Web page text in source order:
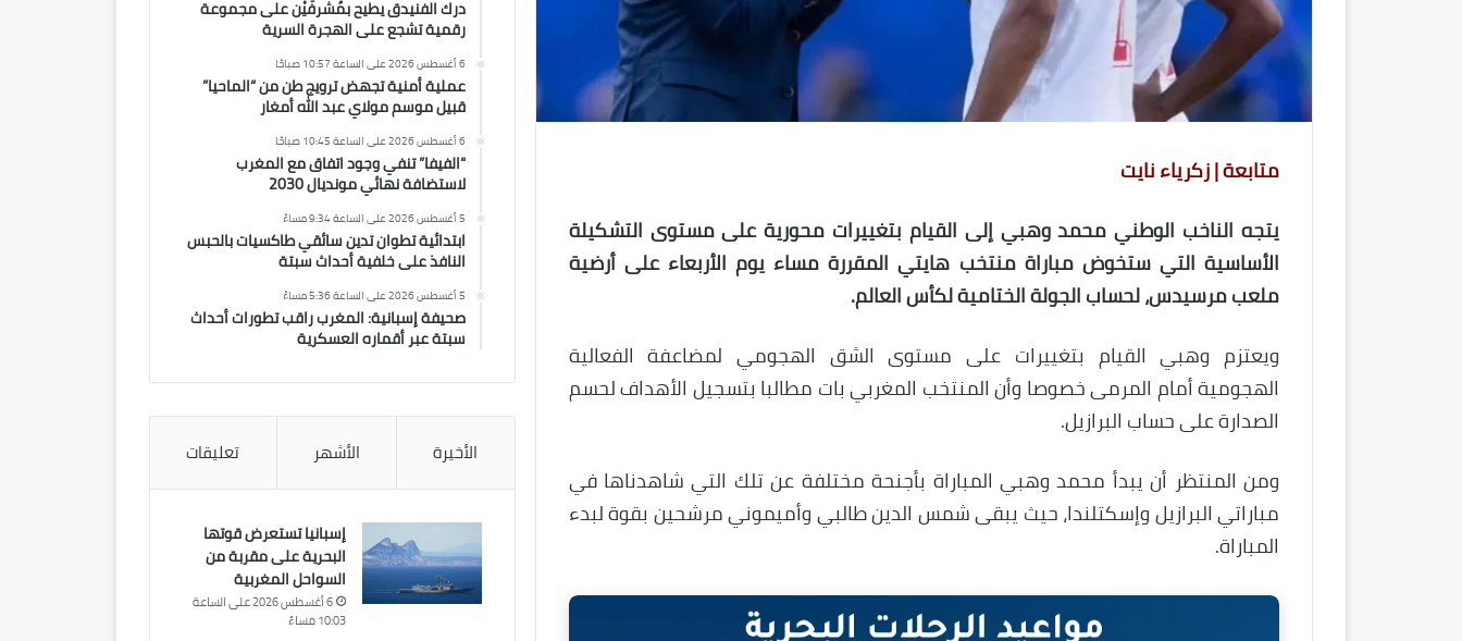
متابعة | زكرياء نايت
يتجه الناخب الوطني محمد وهبي إلى القيام بتغييرات محورية على مستوى التشكيلة
الأساسية التي ستخوض مباراة منتخب هايتي المقررة مساء يوم الأربعاء على أرضية
ملعب مرسيدس، لحساب الجولة الختامية لكأس العالم.
ويعتزم وهبي القيام بتغييرات على مستوى الشق الهجومي لمضاعفة الفعالية
الهجومية أمام المرمى خصوصا وأن المنتخب المغربي بات مطالبا بتسجيل الأهداف لحسم
الصدارة على حساب البرازيل.
ومن المنتظر أن يبدأ محمد وهبي المباراة بأجنحة مختلفة عن تلك التي شاهدناها في
مباراتي البرازيل وإسكتلندا، حيث يبقى شمس الدين طالبي وأميموني مرشحين بقوة لبدء
المباراة.
درك الفنيدق يطيح بمُشرفَيْن على مجموعة
رقمية تشجع على الهجرة السرية
6 أغسطس 2026 على الساعة 10:57 صباحًا
عملية أمنية تجهض ترويج طن من “الماحيا”
قبيل موسم مولاي عبد الله أمغار
6 أغسطس 2026 على الساعة 10:45 صباحًا
“الفيفا” تنفي وجود اتفاق مع المغرب
لاستضافة نهائي مونديال 2030
5 أغسطس 2026 على الساعة 9:34 مساءً
ابتدائية تطوان تدين سائقي طاكسيات بالحبس
النافذ على خلفية أحداث سبتة
5 أغسطس 2026 على الساعة 5:36 مساءً
صحيفة إسبانية: المغرب راقب تطورات أحداث
سبتة عبر أقماره العسكرية
الأخيرة الأشهر تعليقات
إسبانيا تستعرض قوتها
البحرية على مقربة من
السواحل المغربية
6 أغسطس 2026 على الساعة
10:03 مساءً